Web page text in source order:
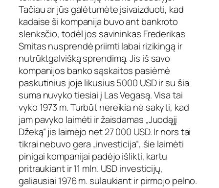
Tačiau ar jūs galėtumėte įsivaizduoti, kad
kadaise ši kompanija buvo ant bankroto
slenksčio, todėl jos savininkas Frederikas
Smitas nusprendė priimti labai rizikingą ir
nutrūktgalvišką sprendimą. Jis iš savo
kompanijos banko sąskaitos pasiėmė
paskutinius joje likusius 5000 USD ir su šia
suma nuvyko tiesiai į Las Vegasą. Visa tai
vyko 1973 m. Turbūt nereikia nė sakyti, kad
jam pavyko laimėti ir žaisdamas „Juodąjį
Džeką“ jis laimėjo net 27 000 USD. Ir nors tai
tikrai nebuvo gera „investicija“, šie laimėti
pinigai kompanijai padėjo išlikti, kartu
pritraukiant ir 11 mln. USD investicijų,
galiausiai 1976 m. sulaukiant ir pirmojo pelno.